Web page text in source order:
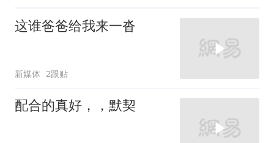
这谁爸爸给我来一沓
新媒体 2跟贴
配合的真好，，默契